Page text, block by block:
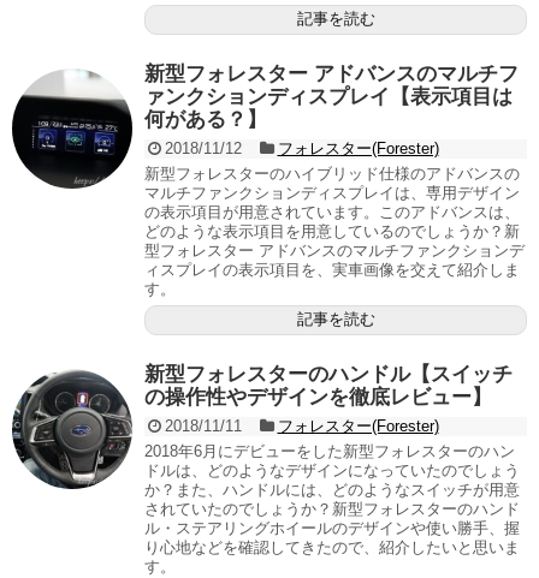
記事を読む
新型フォレスター アドバンスのマルチフ
ァンクションディスプレイ【表示項目は
何がある？】
2018/11/12
フォレスター(Forester)
新型フォレスターのハイブリッド仕様のアドバンスの
マルチファンクションディスプレイは、専用デザイン
の表示項目が用意されています。このアドバンスは、
どのような表示項目を用意しているのでしょうか？新
型フォレスター アドバンスのマルチファンクションデ
ィスプレイの表示項目を、実車画像を交えて紹介しま
す。
記事を読む
新型フォレスターのハンドル【スイッチ
の操作性やデザインを徹底レビュー】
2018/11/11
フォレスター(Forester)
2018年6月にデビューをした新型フォレスターのハン
ドルは、どのようなデザインになっていたのでしょう
か？また、ハンドルには、どのようなスイッチが用意
されていたのでしょうか？新型フォレスターのハンド
ル・ステアリングホイールのデザインや使い勝手、握
り心地などを確認してきたので、紹介したいと思いま
す。